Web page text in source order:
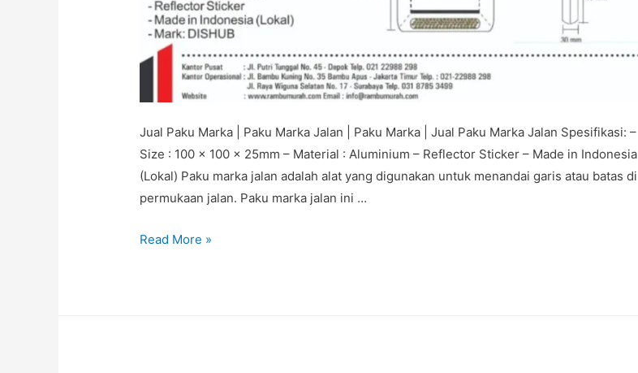
Jual Paku Marka | Paku Marka Jalan | Paku Marka | Jual Paku Marka Jalan Spesifikasi: –
Size : 100 x 100 x 25mm – Material : Aluminium – Reflector Sticker – Made in Indonesia
(Lokal) Paku marka jalan adalah alat yang digunakan untuk menandai garis atau batas di
permukaan jalan. Paku marka jalan ini …
Jual
Read More »